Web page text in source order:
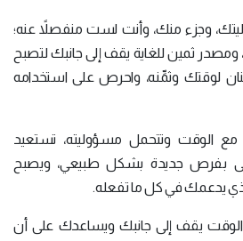
وجزء منك، وأنت لست منفصلاً عنه؛
ثمين للغاية يقف إلى جانبك لتصبح
لوقتك وثمِّنه، واحرص على استخدامه
مع الوقت وتتحمل مسؤوليته، تستعيد
بفرص جديدة بشكل طبيعي، ويصبح
يدعمك في كل ما تفعله.
أنَّ الوقت يقف إلى جانبك ويساعدك على أن